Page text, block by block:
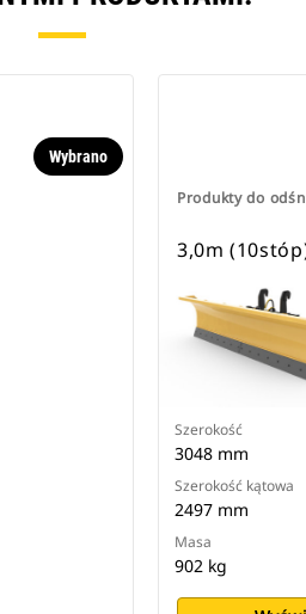
Wybrano
Produkty do
3,0m
Szerokość
3048 mm
Szerokość kątowa
2497 mm
Masa
902 kg